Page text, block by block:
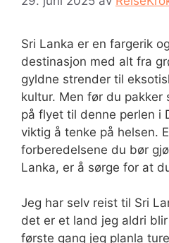
Sri Lanka er en fargerik
destinasjon med alt fra
gyldne strender til
kultur. Men før du pakker
på flyet til denne perlen i
viktig å tenke på helsen.
forberedelsene du bør
Lanka, er å sørge for at
Jeg har selv reist til Sri
det er et land jeg aldri
første gang jeg planla